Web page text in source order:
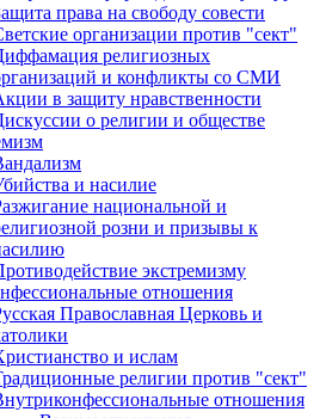
права на свободу совести
организации против "сект"
религиозных
и конфликты со СМИ
в защиту нравственности
о религии и обществе
и насилие
национальной и
розни и призывы к
экстремизму
отношения
Православная Церковь и
и ислам
религии против "сект"
отношения